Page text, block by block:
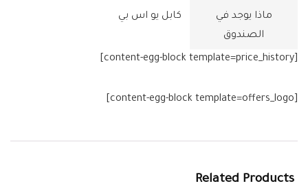
ماذا يوجد في
الصندوق
[content-egg-block template=price_history]
[content-egg-block template=offers_logo]
Related Products